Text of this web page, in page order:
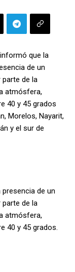
que la
de un
de la
atmósfera,
40 y 45 grados
Morelos, Nayarit,
y el sur de
de un
de la
atmósfera,
40 y 45 grados.